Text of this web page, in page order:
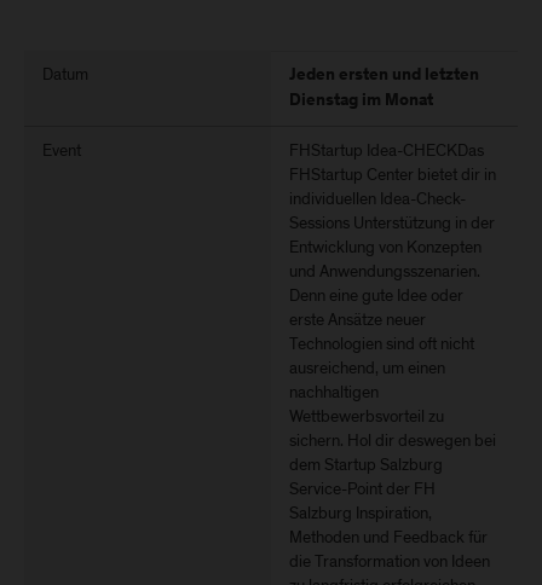
Datum
Jeden ersten und letzten
Dienstag im Monat
Event
FHStartup Idea-CHECKDas
FHStartup Center bietet dir in
individuellen Idea-Check-
Sessions Unterstützung in der
Entwicklung von Konzepten
und Anwendungsszenarien.
Denn eine gute Idee oder
erste Ansätze neuer
Technologien sind oft nicht
ausreichend, um einen
nachhaltigen
Wettbewerbsvorteil zu
sichern. Hol dir deswegen bei
dem Startup Salzburg
Service-Point der FH
Salzburg Inspiration,
Methoden und Feedback für
die Transformation von Ideen